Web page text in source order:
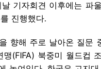
기자회견 이후에는 파
진행했다.
향해 주로 날아온 질문
(FIFA) 북중미 월드컵